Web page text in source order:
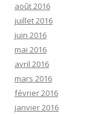
août 2016
juillet 2016
juin 2016
mai 2016
avril 2016
mars 2016
février 2016
janvier 2016